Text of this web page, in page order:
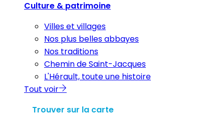
Culture & patrimoine
Villes et villages
Nos plus belles abbayes
Nos traditions
Chemin de Saint-Jacques
L'Hérault, toute une histoire
Tout voir
Trouver sur la carte